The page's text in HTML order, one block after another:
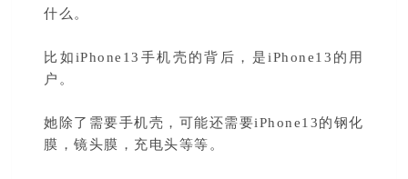
什么。
比如iPhone13手机壳的背后，是iPhone13的用
户。
她除了需要手机壳，可能还需要iPhone13的钢化
膜，镜头膜，充电头等等。